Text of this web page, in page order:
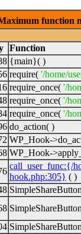
function
Function
{main}( )
require( '/home/
require_once( '/
require_once( '/
require_once( '/
do_action( )
WP_Hook-
WP_Hook-
call_user_func:{/
hook.php:305} ( )